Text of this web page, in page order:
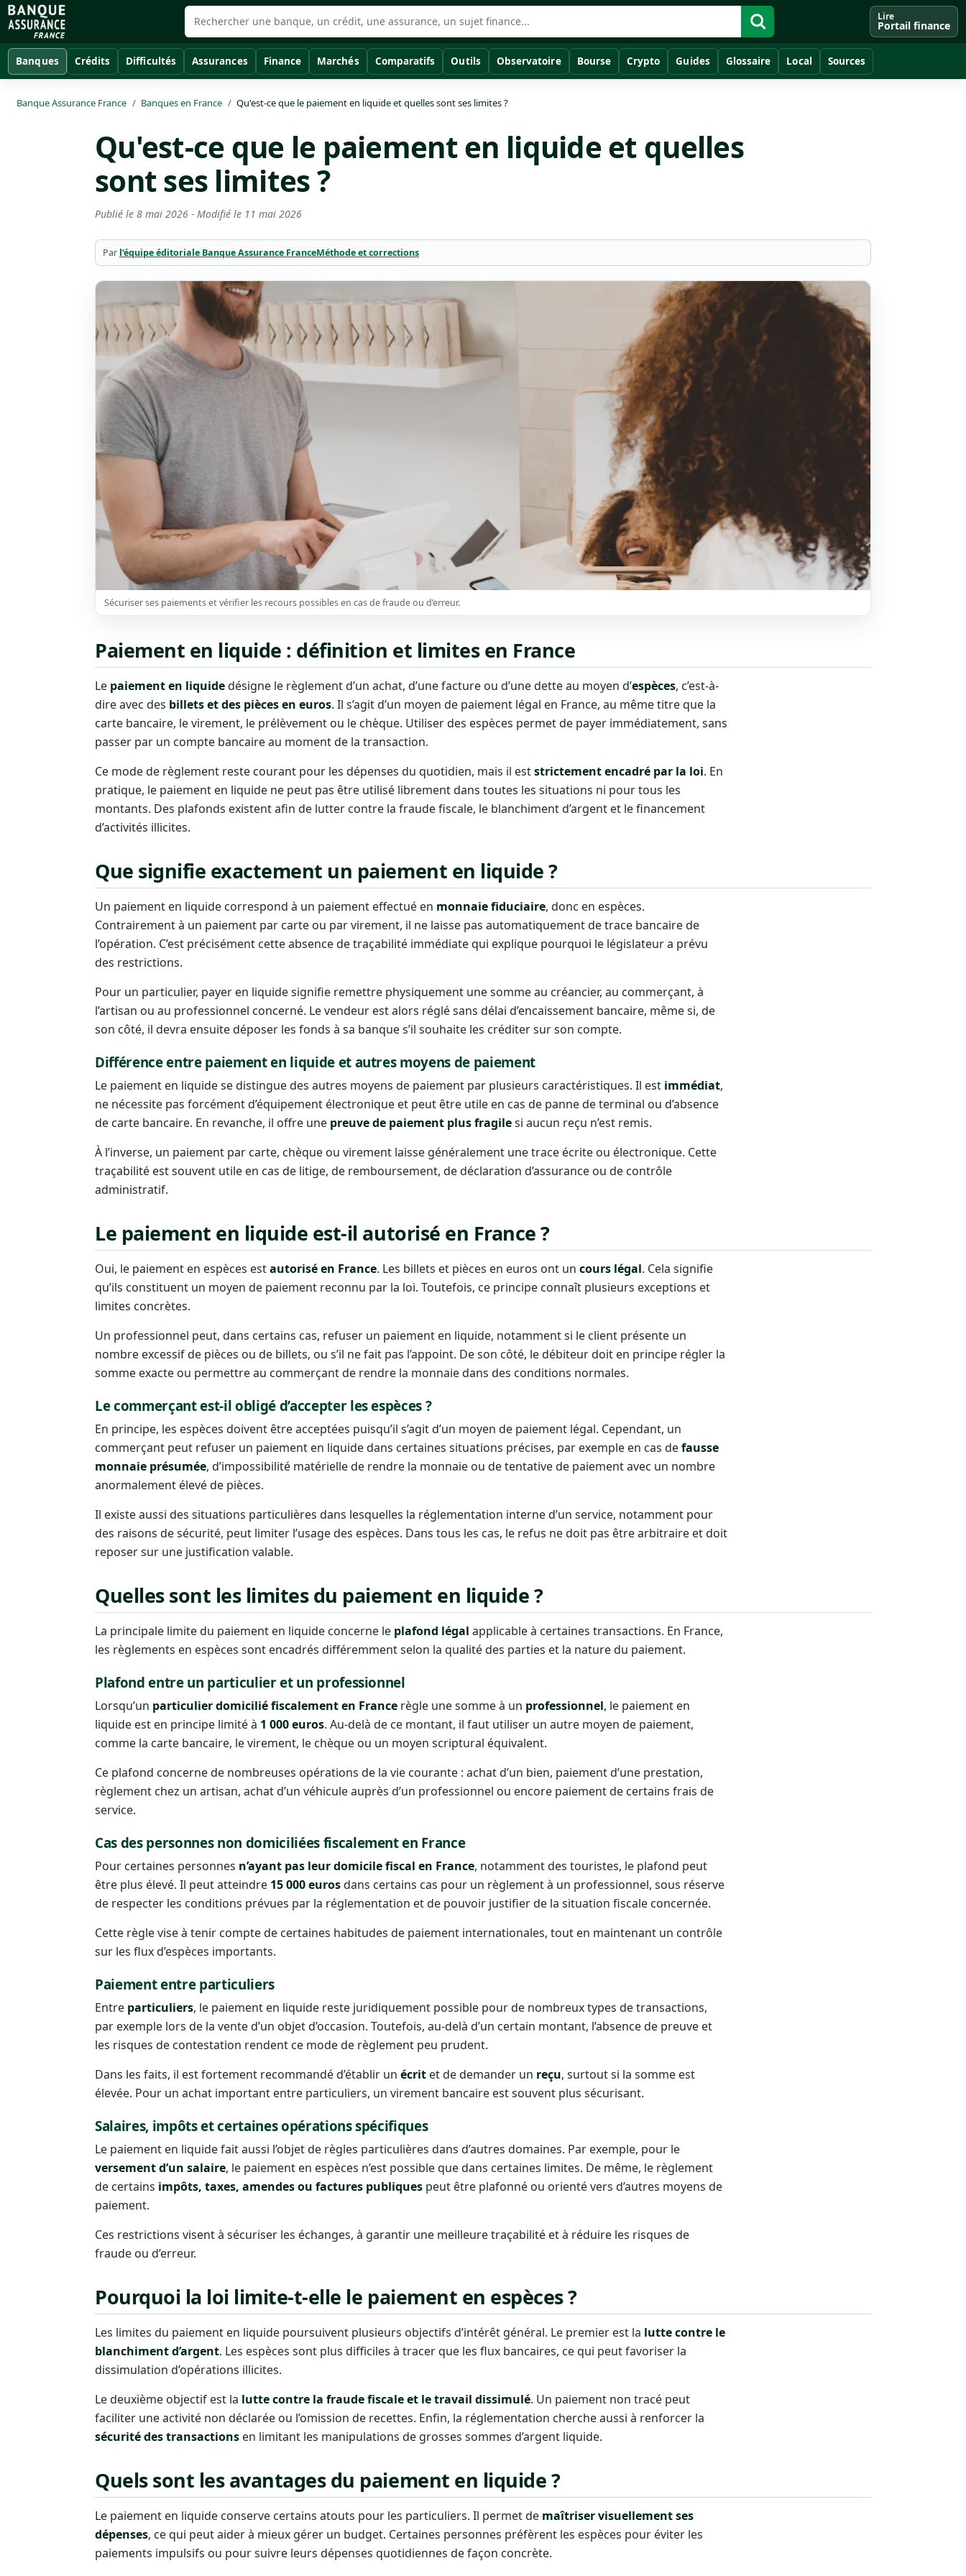
Lire
Portail finance
Banques Crédits Difficultés Assurances Finance Marchés Comparatifs Outils Observatoire Bourse Crypto Guides Glossaire Local Sources
Banque Assurance France Banques en France Qu'est-ce que le paiement en liquide et quelles sont ses limites ?
Qu'est-ce que le paiement en liquide et quelles
sont ses limites ?
Publié le 8 mai 2026 - Modifié le 11 mai 2026
Par l’équipe éditoriale Banque Assurance FranceMéthode et corrections
Sécuriser ses paiements et vérifier les recours possibles en cas de fraude ou d’erreur.
Paiement en liquide : définition et limites en France
Le paiement en liquidedésigne le règlement d’un achat, d’une facture ou d’une dette au moyen d’espèces, c’est-à-
dire avec des billets et des pièces en euros. Il s’agit d’un moyen de paiement légal en France, au même titre que la
carte bancaire, le virement, le prélèvement ou le chèque. Utiliser des espèces permet de payer immédiatement, sans
passer par un compte bancaire au moment de la transaction.
Ce mode de règlement reste courant pour les dépenses du quotidien, mais il eststrictement encadré par la loi. En
pratique, le paiement en liquide ne peut pas être utilisé librement dans toutes les situations ni pour tous les
montants. Des plafonds existent afin de lutter contre la fraude fiscale, le blanchiment d’argent et le financement
d’activités illicites.
Que signifie exactement un paiement en liquide ?
Un paiement en liquide correspond à un paiement effectué en monnaie fiduciaire, donc en espèces.
Contrairement à un paiement par carte ou par virement, il ne laisse pas automatiquement de trace bancaire de
l’opération. C’est précisément cette absence de traçabilité immédiate qui explique pourquoi le législateur a prévu
des restrictions.
Pour un particulier, payer en liquide signifie remettre physiquement une somme au créancier, au commerçant, à
l’artisan ou au professionnel concerné. Le vendeur est alors réglé sans délai d’encaissement bancaire, même si, de
son côté, il devra ensuite déposer les fonds à sa banque s’il souhaite les créditer sur son compte.
Différence entre paiement en liquide et autres moyens de paiement
Le paiement en liquide se distingue des autres moyens de paiement par plusieurs caractéristiques. Il est immédiat,
ne nécessite pas forcément d’équipement électronique et peut être utile en cas de panne de terminal ou d’absence
de carte bancaire. En revanche, il offre une preuve de paiement plus fragilesi aucun reçu n’est remis.
À l’inverse, un paiement par carte, chèque ou virement laisse généralement une trace écrite ou électronique. Cette
traçabilité est souvent utile en cas de litige, de remboursement, de déclaration d’assurance ou de contrôle
administratif.
Le paiement en liquide est-il autorisé en France ?
Oui, le paiement en espèces estautorisé en France. Les billets et pièces en euros ont un cours légal. Cela signifie
qu’ils constituent un moyen de paiement reconnu par la loi. Toutefois, ce principe connaît plusieurs exceptions et
limites concrètes.
Un professionnel peut, dans certains cas, refuser un paiement en liquide, notamment si le client présente un
nombre excessif de pièces ou de billets, ou s’il ne fait pas l’appoint. De son côté, le débiteur doit en principe régler la
somme exacte ou permettre au commerçant de rendre la monnaie dans des conditions normales.
Le commerçant est-il obligé d’accepter les espèces ?
En principe, les espèces doivent être acceptées puisqu’il s’agit d’un moyen de paiement légal. Cependant, un
commerçant peut refuser un paiement en liquide dans certaines situations précises, par exemple en cas defausse
monnaie présumée, d’impossibilité matérielle de rendre la monnaie ou de tentative de paiement avec un nombre
anormalement élevé de pièces.
Il existe aussi des situations particulières dans lesquelles la réglementation interne d’un service, notamment pour
des raisons de sécurité, peut limiter l’usage des espèces. Dans tous les cas, le refus ne doit pas être arbitraire et doit
reposer sur une justification valable.
Quelles sont les limites du paiement en liquide ?
La principale limite du paiement en liquide concerne le plafond légal applicable à certaines transactions. En France,
les règlements en espèces sont encadrés différemment selon la qualité des parties et la nature du paiement.
Plafond entre un particulier et un professionnel
Lorsqu’un particulier domicilié fiscalement en France règle une somme à un professionnel, le paiement en
liquide est en principe limité à 1 000 euros. Au-delà de ce montant, il faut utiliser un autre moyen de paiement,
comme la carte bancaire, le virement, le chèque ou un moyen scriptural équivalent.
Ce plafond concerne de nombreuses opérations de la vie courante : achat d’un bien, paiement d’une prestation,
règlement chez un artisan, achat d’un véhicule auprès d’un professionnel ou encore paiement de certains frais de
service.
Cas des personnes non domiciliées fiscalement en France
Pour certaines personnes n’ayant pas leur domicile fiscal en France, notamment des touristes, le plafond peut
être plus élevé. Il peut atteindre 15 000 eurosdans certains cas pour un règlement à un professionnel, sous réserve
de respecter les conditions prévues par la réglementation et de pouvoir justifier de la situation fiscale concernée.
Cette règle vise à tenir compte de certaines habitudes de paiement internationales, tout en maintenant un contrôle
sur les flux d’espèces importants.
Paiement entre particuliers
Entre particuliers, le paiement en liquide reste juridiquement possible pour de nombreux types de transactions,
par exemple lors de la vente d’un objet d’occasion. Toutefois, au-delà d’un certain montant, l’absence de preuve et
les risques de contestation rendent ce mode de règlement peu prudent.
Dans les faits, il est fortement recommandé d’établir un écrit et de demander un reçu, surtout si la somme est
élevée. Pour un achat important entre particuliers, un virement bancaire est souvent plus sécurisant.
Salaires, impôts et certaines opérations spécifiques
Le paiement en liquide fait aussi l’objet de règles particulières dans d’autres domaines. Par exemple, pour le
versement d’un salaire, le paiement en espèces n’est possible que dans certaines limites. De même, le règlement
de certains impôts, taxes, amendes ou factures publiques peut être plafonné ou orienté vers d’autres moyens de
paiement.
Ces restrictions visent à sécuriser les échanges, à garantir une meilleure traçabilité et à réduire les risques de
fraude ou d’erreur.
Pourquoi la loi limite-t-elle le paiement en espèces ?
Les limites du paiement en liquide poursuivent plusieurs objectifs d’intérêt général. Le premier est la lutte contre le
blanchiment d’argent. Les espèces sont plus difficiles à tracer que les flux bancaires, ce qui peut favoriser la
dissimulation d’opérations illicites.
Le deuxième objectif est la lutte contre la fraude fiscale et le travail dissimulé. Un paiement non tracé peut
faciliter une activité non déclarée ou l’omission de recettes. Enfin, la réglementation cherche aussi à renforcer la
sécurité des transactions en limitant les manipulations de grosses sommes d’argent liquide.
Quels sont les avantages du paiement en liquide ?
Le paiement en liquide conserve certains atouts pour les particuliers. Il permet de maîtriser visuellement ses
dépenses, ce qui peut aider à mieux gérer un budget. Certaines personnes préfèrent les espèces pour éviter les
paiements impulsifs ou pour suivre leurs dépenses quotidiennes de façon concrète.